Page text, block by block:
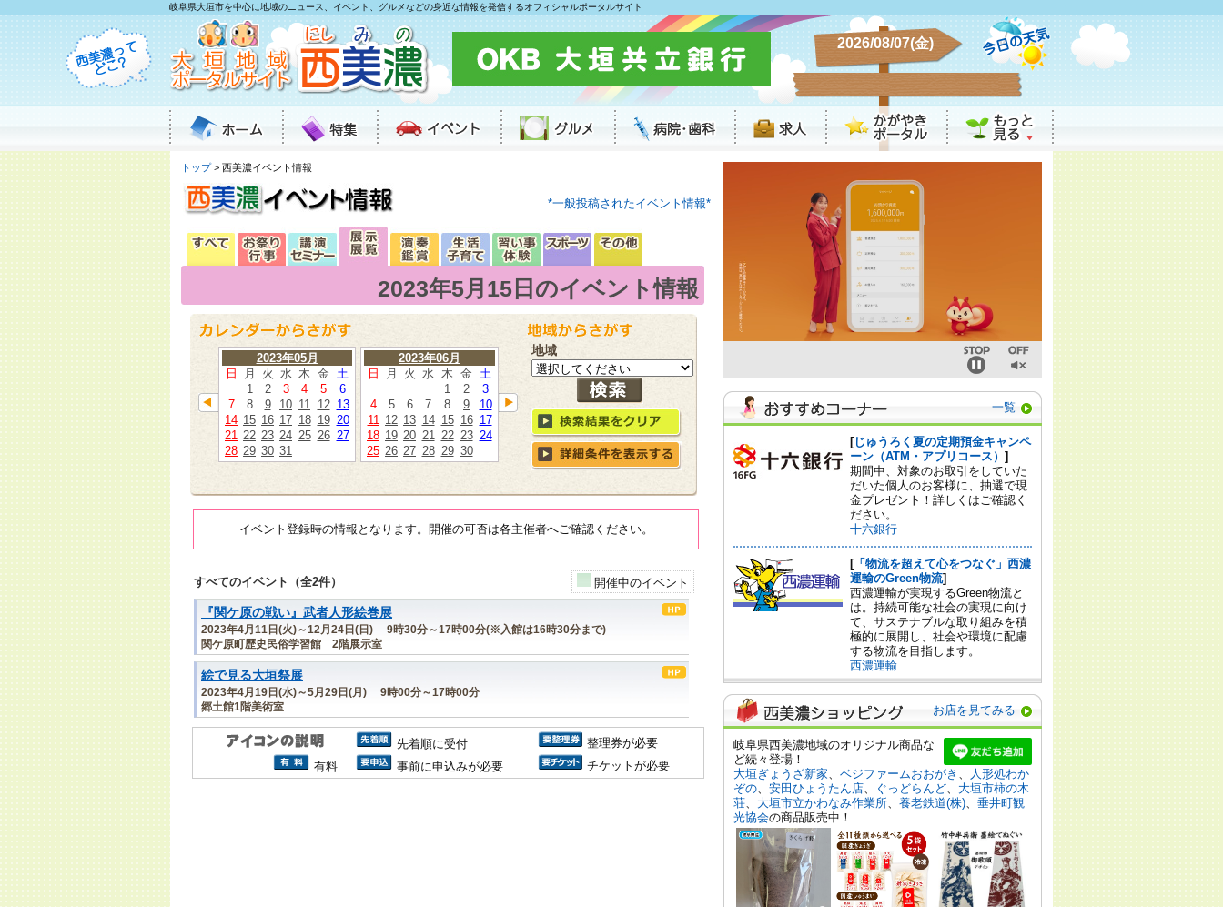
岐阜県大垣市を中心に地域のニュース、イベント、グルメなどの身近な情報を発信するオフィシャルポータルサイト
2026/08/07(金)
トップ> 西美濃イベント情報
*一般投稿されたイベント情報*
2023年5月15日のイベント情報
2023年05月
日
月 火 水 木 金 土
1
2 3 4 5
6
7
8 9 10 11 12 13
14 15 16 17 18 19 20
21 22 23 24 25 26 27
28 29 30 31
2023年06月
日
月 火 水 木 金 土
1
2
3
4
5 6 7 8 9
10
11 12 13 14 15 16 17
18 19 20 21 22 23 24
25 26 27 28 29 30
地域
イベント登録時の情報となります。開催の可否は各主催者へご確認ください。
すべてのイベント（全2件） 開催中のイベント
『関ケ原の戦い』武者人形絵巻展
2023年4月11日(火)～12月24日(日) 9時30分～17時00分(※入館は16時30分まで)
関ケ原町歴史民俗学習館 2階展示室
絵で見る大垣祭展
2023年4月19日(水)～5月29日(月) 9時00分～17時00分
郷土館1階美術室
先着順に受付
整理券が必要
有料
事前に申込みが必要 チケットが必要